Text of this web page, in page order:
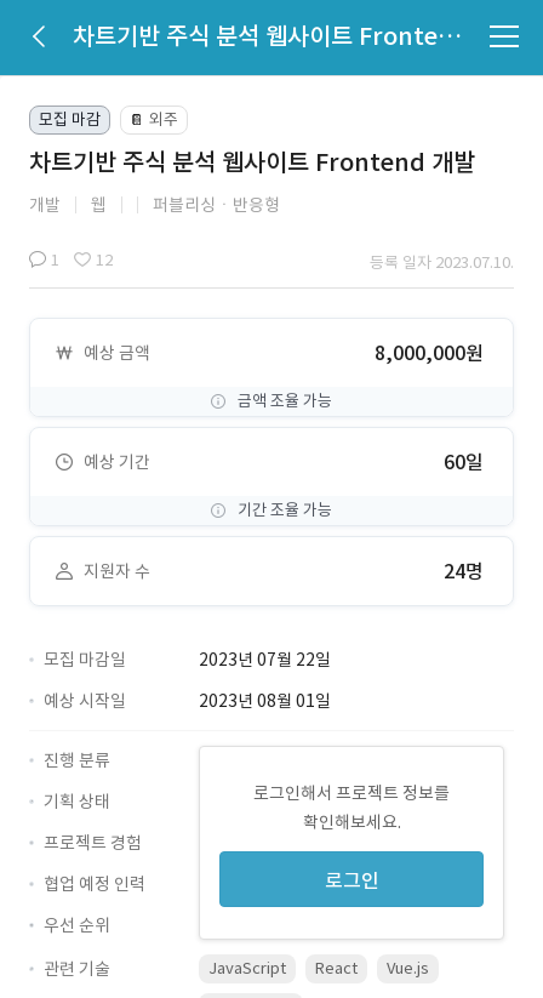
차트기반 주식 분석 웹사이트 Frontend 개발
모집 마감 📔 외주
차트기반 주식 분석 웹사이트 Frontend 개발
개발 웹 퍼블리싱ㆍ반응형
1 12 등록 일자 2023.07.10.
예상 금액 8,000,000원
금액 조율 가능
예상 기간 60일
기간 조율 가능
지원자 수 24명
모집 마감일
2023년 07월 22일
예상 시작일
2023년 08월 01일
로그인해서 프로젝트 정보를
확인해보세요.
로그인
진행 분류
기획 상태
프로젝트 경험
협업 예정 인력
우선 순위
관련 기술
JavaScript React
Vue.js